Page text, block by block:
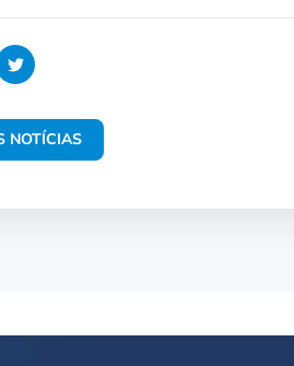
NOTÍCIAS